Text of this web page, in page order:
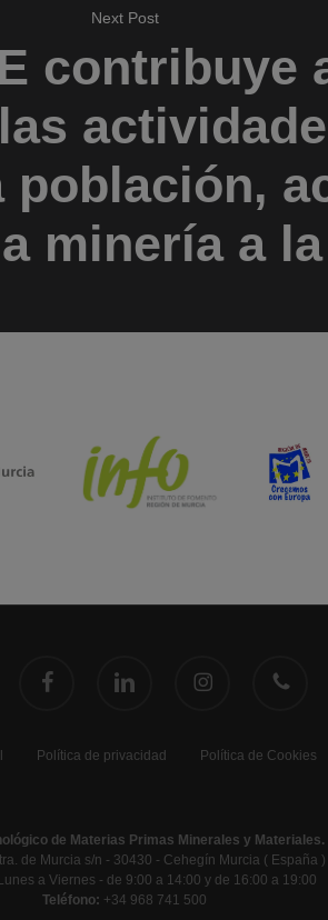
Next Post
contribuye
minería a
Política de privacidad Política de Cookies
de Materias Primas Minerales y Materiales.
de Murcia s/n - 30430 - Cehegín Murcia ( España )
Lunes a Viernes - de 9:00 a 14:00 y de 16:00 a 19:00
Teléfono: +34 968 741 500